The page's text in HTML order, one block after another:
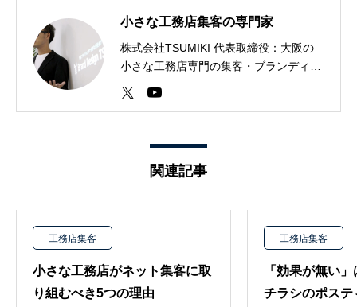
小さな工務店集客の専門家
株式会社TSUMIKI 代表取締役：大阪の
小さな工務店専門の集客・ブランディン
グデザイナー。20歳の時に独学でデザイ
ンの世界に入り、建設業界大手の販促広
1万1千人超え。1年でリノベ会社の集客
ロフィールはこちら↓ https://arc.bd-
関連記事
工務店集客
小さな工務店がネット集客に取
り組むべき5つの理由
工務店集客
「効果が無い
チラシのポス